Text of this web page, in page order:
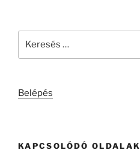
Belépés
KAPCSOLÓDÓ OLDALAK